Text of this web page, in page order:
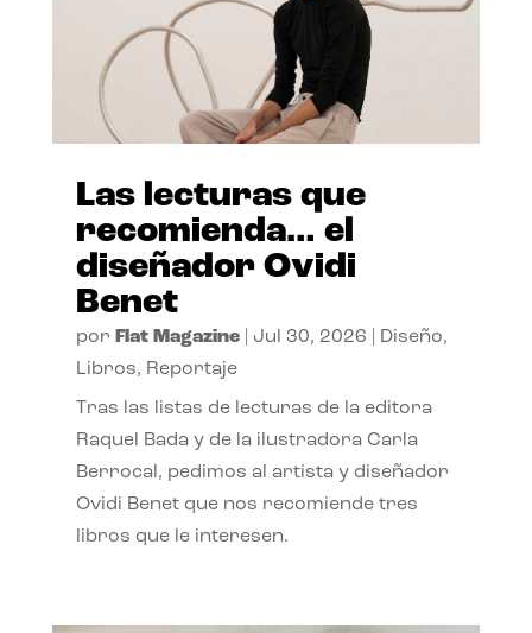
Las lecturas que
recomienda… el
diseñador Ovidi
Benet
por Flat Magazine| Jul 30, 2026 Diseño,
Libros, Reportaje
Tras las listas de lecturas de la editora
Raquel Bada y de la ilustradora Carla
Berrocal, pedimos al artista y diseñador
Ovidi Benet que nos recomiende tres
libros que le interesen.